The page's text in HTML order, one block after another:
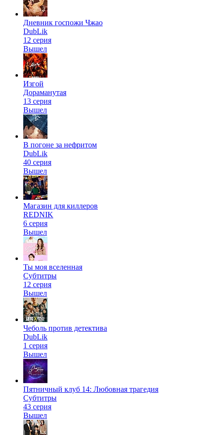
Дневник госпожи Чжао
DubLik
12 серия
Вышел
Изгой
Дораманутая
13 серия
Вышел
В погоне за нефритом
DubLik
40 серия
Вышел
Магазин для киллеров
REDNIK
6 серия
Вышел
Ты моя вселенная
Субтитры
12 серия
Вышел
Чеболь против детектива
DubLik
1 серия
Вышел
Пятничный клуб 14: Любовная трагедия
Субтитры
43 серия
Вышел